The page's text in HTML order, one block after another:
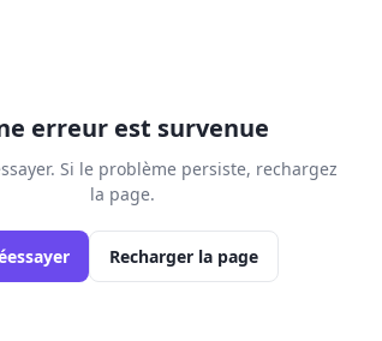
erreur est survenue
Si le problème persiste, rechargez
la page.
Recharger la page